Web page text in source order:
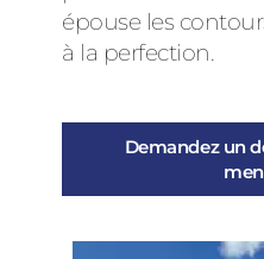
épouse les
à la perfection.
Demandez un